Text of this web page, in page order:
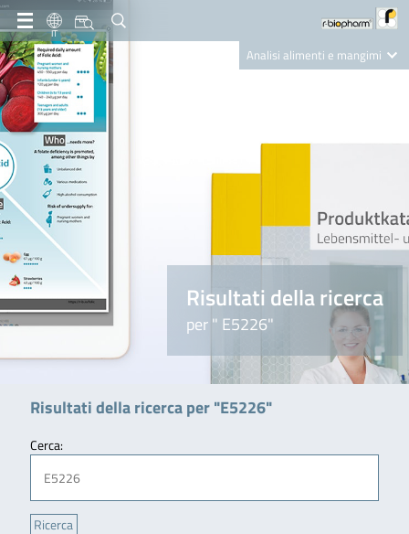
IT
Analisi alimenti e mangimi
Nutrition Care
Risultati della ricerca
per " E5226"
Risultati della ricerca per "E5226"
Cerca: